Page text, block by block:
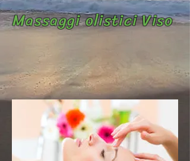
Massaggi olistici Viso